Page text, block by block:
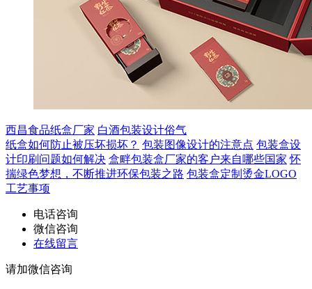
西昌食品纸盒厂家 白酒包装设计俗气
纸盒如何防止被压坏损坏？ 包装图像设计的注意点 包装盒设
计印刷问题如何解决 盒畔包装盒厂家的客户来自哪些国家 怀
揣绿色梦想，不断推进环保包装之路 包装盒定制烫金LOGO
工艺事项
电话咨询
微信咨询
在线留言
请加微信咨询